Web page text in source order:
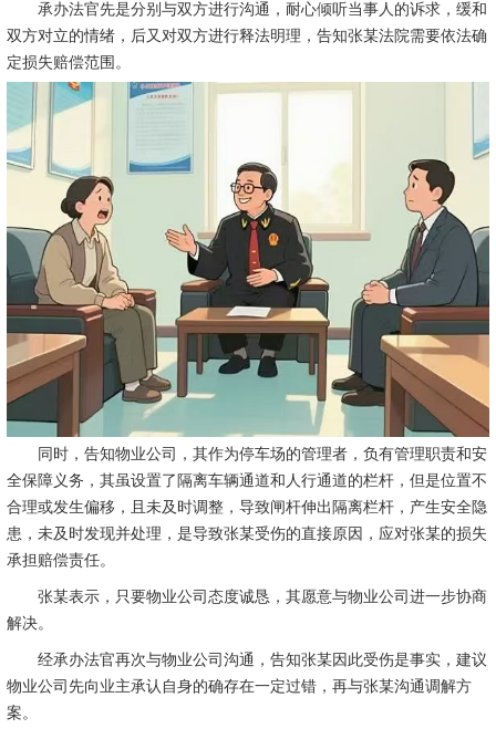
承办法官先是分别与双方进行沟通，耐心倾听当事人的诉求，缓和
双方对立的情绪，后又对双方进行释法明理，告知张某法院需要依法确
定损失赔偿范围。
同时，告知物业公司，其作为停车场的管理者，负有管理职责和安
全保障义务，其虽设置了隔离车辆通道和人行通道的栏杆，但是位置不
合理或发生偏移，且未及时调整，导致闸杆伸出隔离栏杆，产生安全隐
患，未及时发现并处理，是导致张某受伤的直接原因，应对张某的损失
承担赔偿责任。
张某表示，只要物业公司态度诚恳，其愿意与物业公司进一步协商
解决。
经承办法官再次与物业公司沟通，告知张某因此受伤是事实，建议
物业公司先向业主承认自身的确存在一定过错，再与张某沟通调解方
案。